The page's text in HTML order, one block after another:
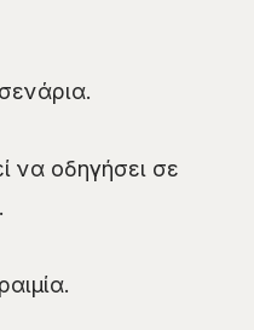
να οδηγήσει σε